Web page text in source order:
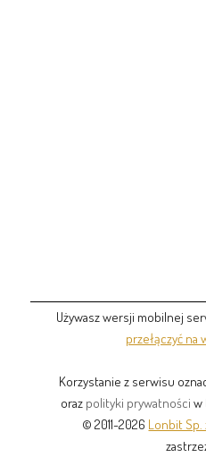
Używasz wersji mobilnej
przełączyć na
Korzystanie z serwisu
oraz polityki prywatności w
© 2011-2026 Lonbit Sp.